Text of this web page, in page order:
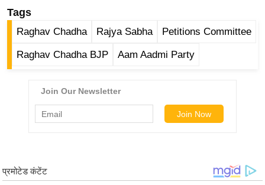
ली
वु
मी
Tags
Raghav Chadha Rajya Sabha Petitions Committee
Raghav Chadha BJP Aam Aadmi Party